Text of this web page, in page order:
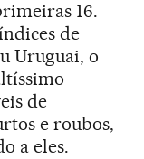
16.
de
Uruguai, o
de
e roubos,
a eles.